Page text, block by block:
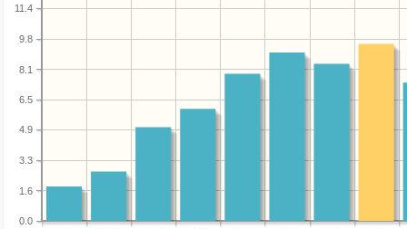
0.0
1.6
3.3
4.9
6.5
8.1
9.8
11.4